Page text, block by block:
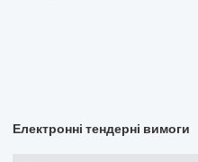
Електронні тендерні вимоги